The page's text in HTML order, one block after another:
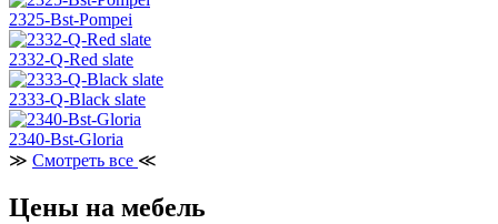
2325-Bst-Pompei
2332-Q-Red slate
2333-Q-Black slate
2340-Bst-Gloria
≫ Смотреть все ≪
Цены на мебель